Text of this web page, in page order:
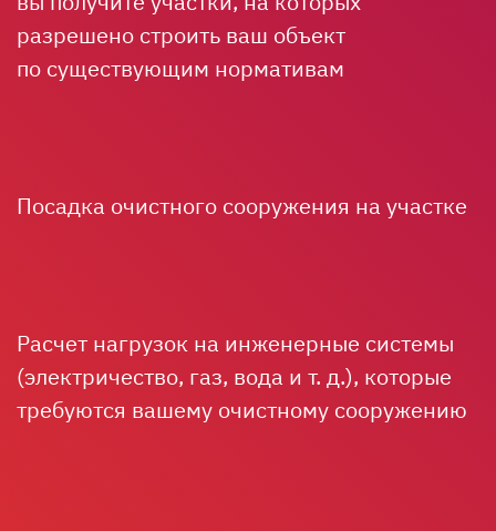
разрешено строить ваш объект
по существующим нормативам
Посадка очистного сооружения на участке
Расчет нагрузок на инженерные системы
(электричество, газ, вода и т. д.), которые
требуются вашему очистному сооружению